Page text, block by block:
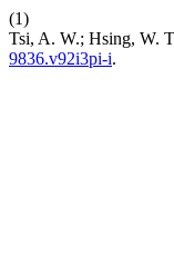
(1)
Tsi, A. W.; Hsing, W.
9836.v92i3pi-i.